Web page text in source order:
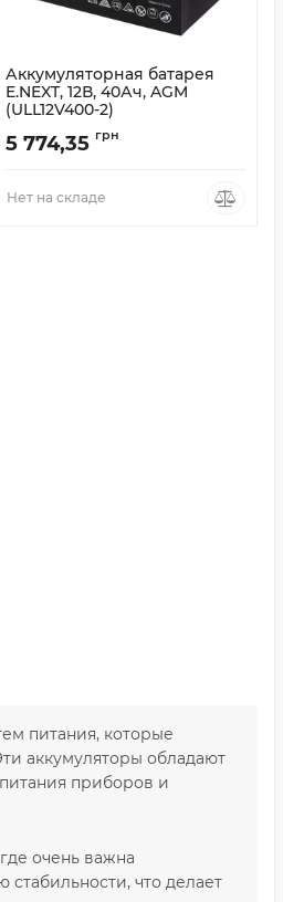
Аккумуляторная батарея
E.NEXT, 12В, 40Ач, AGM
(ULL12V400-2)
ULL12V400-2
5 774,35 грн
Нет на складе
питания, которые
аккумуляторы обладают
приборов и
очень важна
что делает